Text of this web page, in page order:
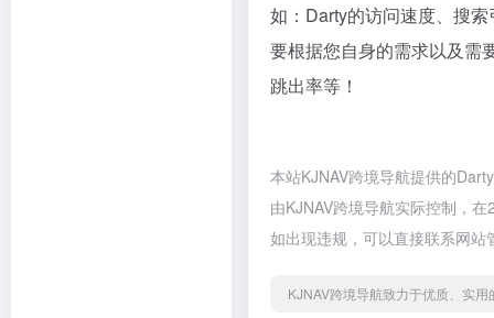
如：Darty的访问速度、搜
要根据您自身的需求以及需
跳出率等！
本站KJNAV跨境导航提供的
由KJNAV跨境导航实际控制，
如出现违规，可以直接联系网
KJNAV跨境导航致力于优质、实